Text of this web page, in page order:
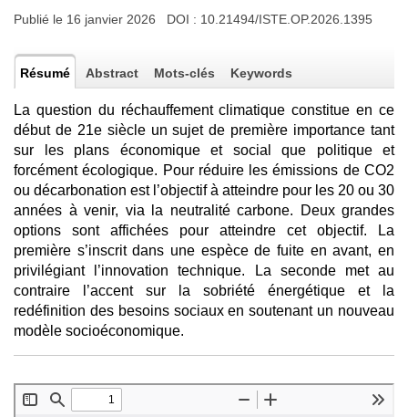
Publié le 16 janvier 2026 DOI : 10.21494/ISTE.OP.2026.1395
Résumé Abstract Mots-clés Keywords
La question du réchauffement climatique constitue en ce
début de 21e siècle un sujet de première importance tant
sur les plans économique et social que politique et
forcément écologique. Pour réduire les émissions de CO2
ou décarbonation est l’objectif à atteindre pour les 20 ou 30
années à venir, via la neutralité carbone. Deux grandes
options sont affichées pour atteindre cet objectif. La
première s’inscrit dans une espèce de fuite en avant, en
privilégiant l’innovation technique. La seconde met au
contraire l’accent sur la sobriété énergétique et la
redéfinition des besoins sociaux en soutenant un nouveau
modèle socioéconomique.